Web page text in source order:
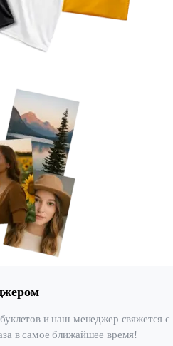
и наш менеджер свяжется
в самое ближайшее время!